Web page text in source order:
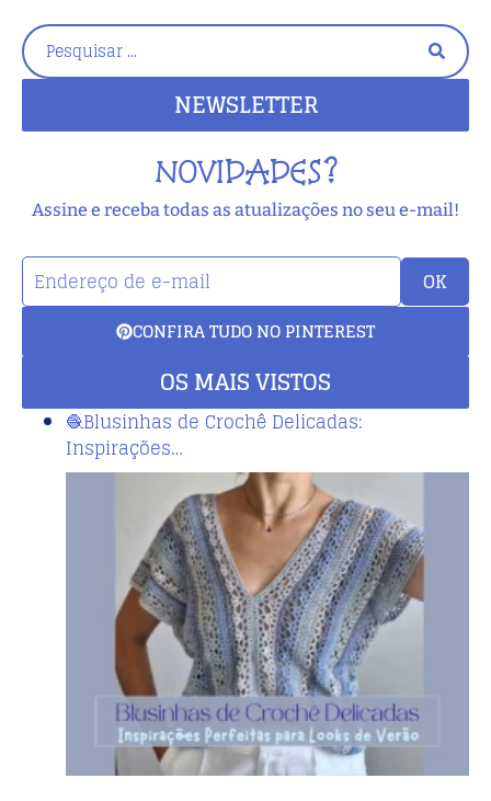
NEWSLETTER
NOVIDADES?
Assine e receba todas as atualizações no seu e-mail!
OK
CONFIRA TUDO NO PINTEREST
OS MAIS VISTOS
🧶Blusinhas de Crochê Delicadas:
Inspirações…